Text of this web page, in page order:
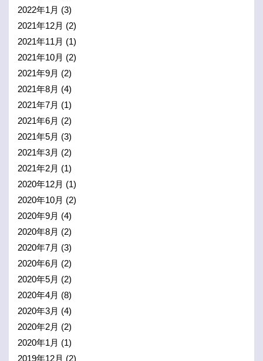
2022年1月 (3)
2021年12月 (2)
2021年11月 (1)
2021年10月 (2)
2021年9月 (2)
2021年8月 (4)
2021年7月 (1)
2021年6月 (2)
2021年5月 (3)
2021年3月 (2)
2021年2月 (1)
2020年12月 (1)
2020年10月 (2)
2020年9月 (4)
2020年8月 (2)
2020年7月 (3)
2020年6月 (2)
2020年5月 (2)
2020年4月 (8)
2020年3月 (4)
2020年2月 (2)
2020年1月 (1)
2019年12月 (2)